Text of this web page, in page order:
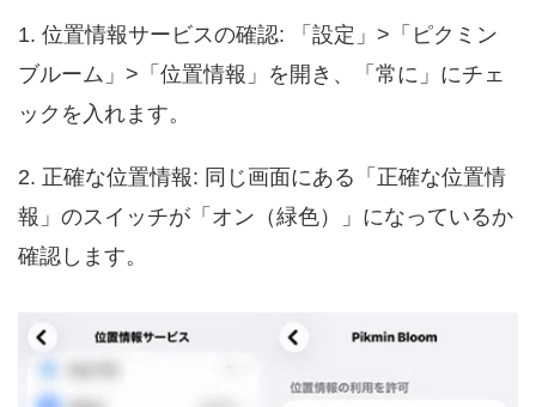
1. 位置情報サービスの確認: 「設定」>「ピクミン
ブルーム」>「位置情報」を開き、「常に」にチェ
ックを入れます。
2. 正確な位置情報: 同じ画面にある「正確な位置情
報」のスイッチが「オン（緑色）」になっているか
確認します。